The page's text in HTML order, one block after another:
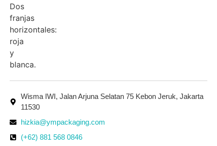
Wisma IWI, Jalan Arjuna Selatan 75 Kebon Jeruk, Jakarta
11530
hizkia@ympackaging.com
(+62) 881 568 0846